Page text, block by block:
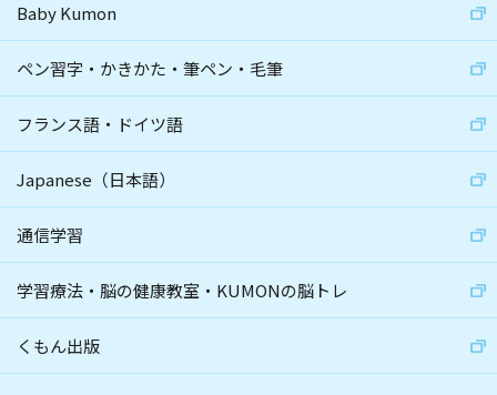
Baby Kumon
ペン習字・かきかた・筆ペン・毛筆
フランス語・ドイツ語
Japanese（日本語）
通信学習
学習療法・脳の健康教室・KUMONの脳トレ
くもん出版